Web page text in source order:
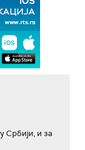
Србији, и за